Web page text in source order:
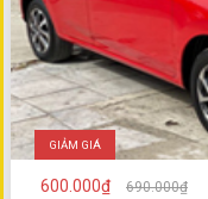
GIẢM GIÁ
600.000₫ 690.000₫